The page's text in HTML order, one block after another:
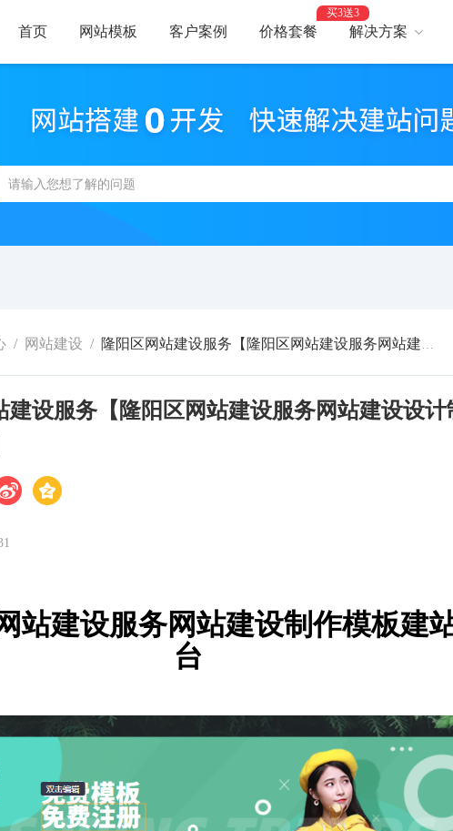
首页 网站模板 客户案例 价格套餐
买3送3
解决方案
智能建站，高效优化 助力
/ 网站建设 / 隆阳区网站建设服务【隆阳区网站建设服务网站建设
建设服务【隆阳区网站建设服务网站建设设计
站建设服务网站建设制作模板建
台